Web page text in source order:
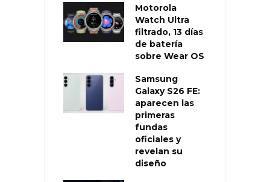
Motorola
Watch Ultra
filtrado, 13 días
de batería
sobre Wear OS
Samsung
Galaxy S26 FE:
aparecen las
primeras
fundas
oficiales y
revelan su
diseño